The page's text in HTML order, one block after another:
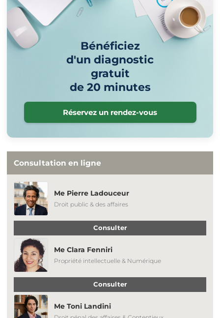
Bénéficiez
d'un diagnostic
gratuit
de 20 minutes
Réservez un rendez-vous
Consultation en ligne
Me Pierre Ladouceur
Droit public & des affaires
Consulter
Me Clara Fenniri
Propriété intellectuelle & Numérique
Consulter
Me Toni Landini